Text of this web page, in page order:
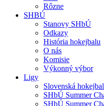
Rôzne
SHBÚ
Stanovy SHbÚ
Odkazy
História hokejbalu
O nás
Komisie
Výkonný výbor
Ligy
Slovenská
SHbÚ Summer
SHbÚ Summer